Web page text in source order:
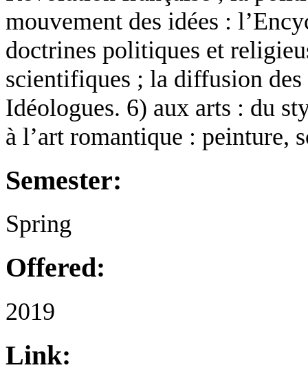
mouvement des idées :
doctrines politiques et
scientifiques ; la diffusion
Idéologues. 6) aux arts : du
à l’art romantique : peinture,
Semester:
Spring
Offered:
2019
Link: